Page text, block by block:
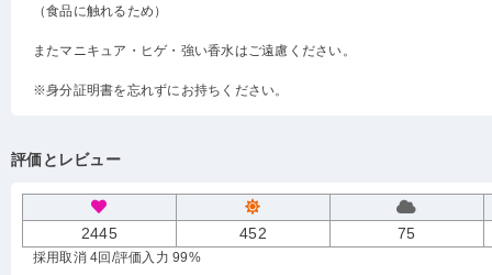
（食品に触れるため）
またマニキュア・ヒゲ・強い香水はご遠慮ください。
※身分証明書を忘れずにお持ちください。
評価とレビュー
2445 452 75
採用取消 4回 /評価入力 99%